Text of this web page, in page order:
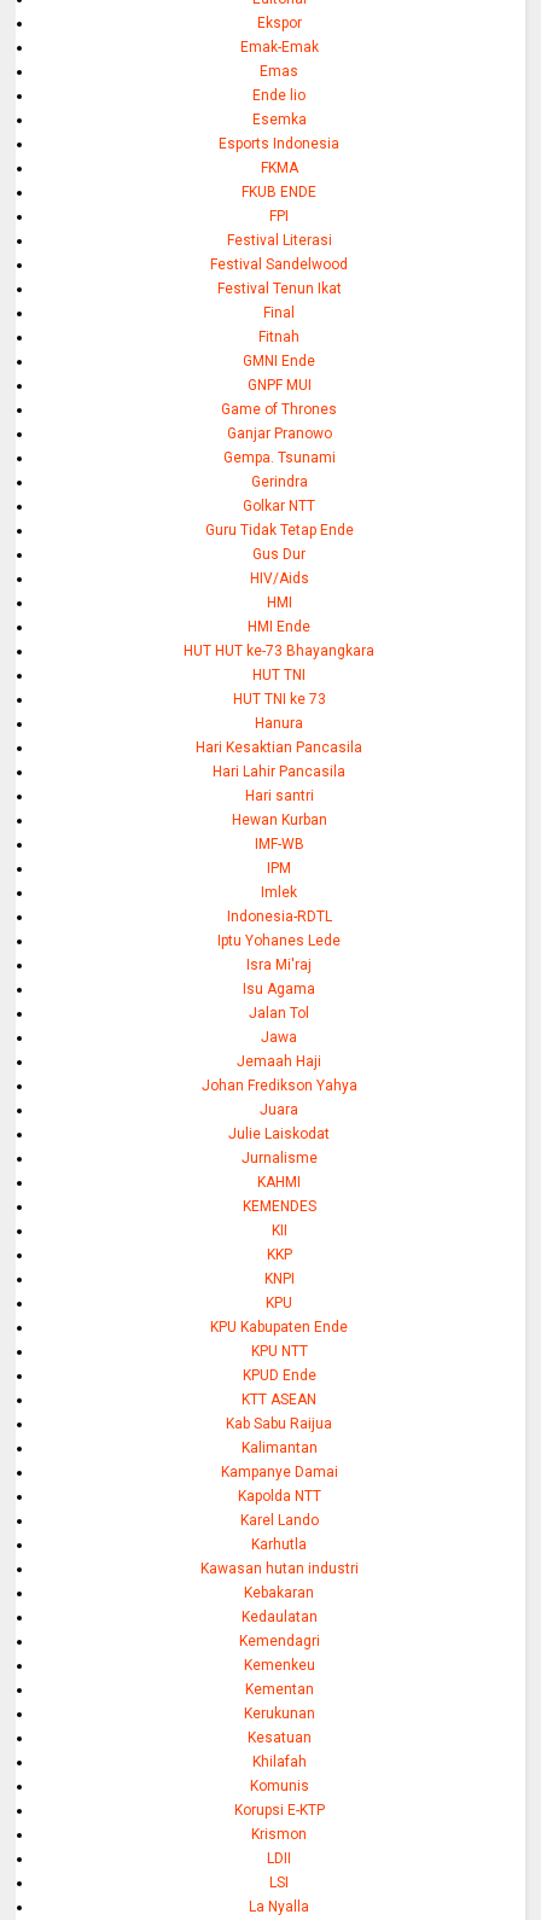
Ekspor
Emak-Emak
Emas
Ende lio
Esemka
Esports Indonesia
FKMA
FKUB ENDE
FPI
Festival Literasi
Festival Sandelwood
Festival Tenun Ikat
Final
Fitnah
GMNI Ende
GNPF MUI
Game of Thrones
Ganjar Pranowo
Gempa. Tsunami
Gerindra
Golkar NTT
Guru Tidak Tetap Ende
Gus Dur
HIV/Aids
HMI
HMI Ende
HUT HUT ke-73 Bhayangkara
HUT TNI
HUT TNI ke 73
Hanura
Hari Kesaktian Pancasila
Hari Lahir Pancasila
Hari santri
Hewan Kurban
IMF-WB
IPM
Imlek
Indonesia-RDTL
Iptu Yohanes Lede
Isra Mi'raj
Isu Agama
Jalan Tol
Jawa
Jemaah Haji
Johan Fredikson Yahya
Juara
Julie Laiskodat
Jurnalisme
KAHMI
KEMENDES
KII
KKP
KNPI
KPU
KPU Kabupaten Ende
KPU NTT
KPUD Ende
KTT ASEAN
Kab Sabu Raijua
Kalimantan
Kampanye Damai
Kapolda NTT
Karel Lando
Karhutla
Kawasan hutan industri
Kebakaran
Kedaulatan
Kemendagri
Kemenkeu
Kementan
Kerukunan
Kesatuan
Khilafah
Komunis
Korupsi E-KTP
Krismon
LDII
LSI
La Nyalla